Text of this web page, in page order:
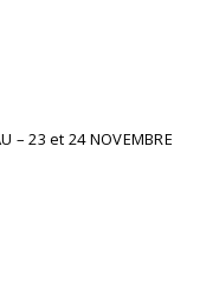
– 23 et 24 NOVEMBRE